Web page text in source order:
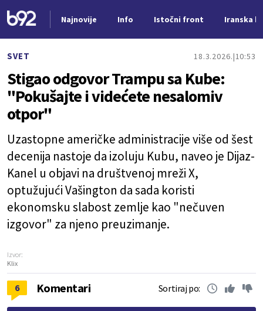
Najnovije Info Istočni front Iranska
SVET 18.3.2026. 10:53
Stigao odgovor Trampu sa Kube:
"Pokušajte i videćete nesalomiv
otpor"
Uzastopne američke administracije više od šest
decenija nastoje da izoluju Kubu, naveo je Dijaz-
Kanel u objavi na društvenoj mreži X,
optužujući Vašington da sada koristi
ekonomsku slabost zemlje kao "nečuven
izgovor" za njeno preuzimanje.
Izvor:
Klix
6 Komentari Sortiraj po: